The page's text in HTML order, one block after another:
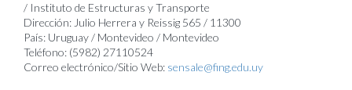
/ Instituto de Estructuras y Transporte
Dirección: Julio Herrera y Reissig 565 / 11300
País: Uruguay / Montevideo / Montevideo
Teléfono: (5982) 27110524
Correo electrónico/Sitio Web: sensale@fing.edu.uy